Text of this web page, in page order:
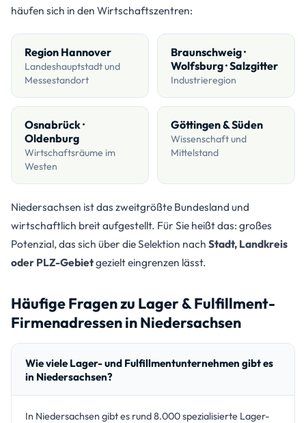
häufen sich in den Wirtschaftszentren:
Region Hannover
Landeshauptstadt und
Messestandort
Braunschweig ·
Wolfsburg · Salzgitter
Industrieregion
Osnabrück ·
Oldenburg
Wirtschaftsräume im
Westen
Göttingen & Süden
Wissenschaft und
Mittelstand
Niedersachsen ist das zweitgrößte Bundesland und
wirtschaftlich breit aufgestellt. Für Sie heißt das: großes
Potenzial, das sich über die Selektion nach Stadt, Landkreis
oder PLZ-Gebietgezielt eingrenzen lässt.
Häufige Fragen zu Lager & Fulfillment-
Firmenadressen in Niedersachsen
Wie viele Lager- und Fulfillmentunternehmen gibt es
in Niedersachsen?
In Niedersachsen gibt es rund 8.000 spezialisierte Lager-